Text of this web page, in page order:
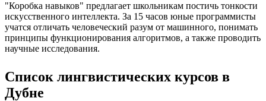
"Коробка навыков" предлагает школьникам постичь тонкости
искусственного интеллекта. За 15 часов юные программисты
учатся отличать человеческий разум от машинного, понимать
принципы функционирования алгоритмов, а также проводить
научные исследования.
Список лингвистических курсов в
Дубне